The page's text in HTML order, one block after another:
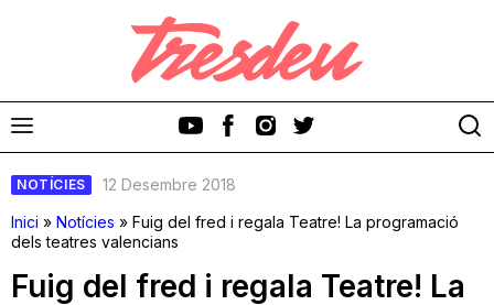
NOTÍCIES
12 Desembre 2018
Inici » Notícies » Fuig del fred i regala Teatre! La programació
dels teatres valencians
Fuig del fred i regala Teatre! La